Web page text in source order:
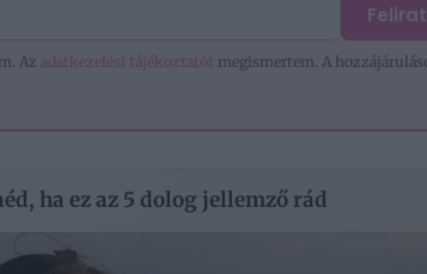
Az adatkezelési tájékoztatót megismertem. A
ha ez az 5 dolog jellemző rád